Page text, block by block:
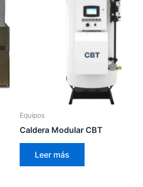
Equipos
Caldera Modular CBT
Leer más